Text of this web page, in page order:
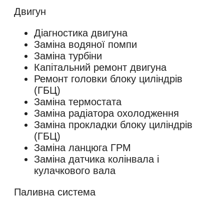
Двигун
Діагностика двигуна
Заміна водяної помпи
Заміна турбіни
Капітальний ремонт двигуна
Ремонт головки блоку циліндрів
(ГБЦ)
Заміна термостата
Заміна радіатора охолодження
Заміна прокладки блоку циліндрів
(ГБЦ)
Заміна ланцюга ГРМ
Заміна датчика колінвала і
кулачкового вала
Паливна система